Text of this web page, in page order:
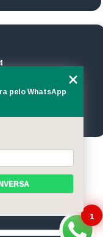
1
pelo WhatsApp